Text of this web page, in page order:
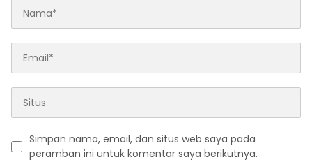
Simpan nama, email, dan situs web saya pada
peramban ini untuk komentar saya berikutnya.